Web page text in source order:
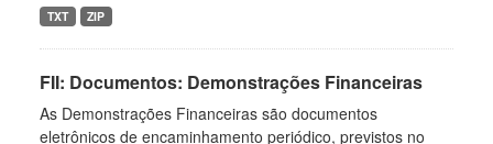
TXT ZIP
FII: Documentos: Demonstrações Financeiras
As Demonstrações Financeiras são documentos
eletrônicos de encaminhamento periódico, previstos no